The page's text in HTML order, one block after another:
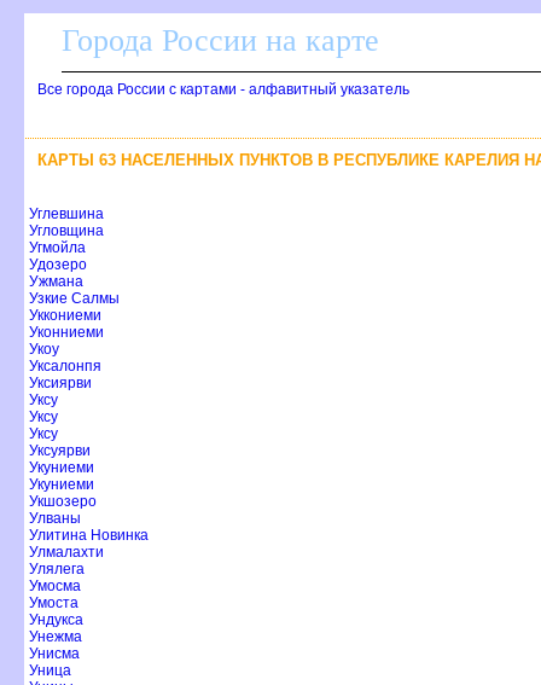
Города России на карте
се города России с картами - алфавитный указатель
КАРТЫ 63 НАСЕЛЕННЫХ ПУНКТОВ В РЕСПУБЛИКЕ КАРЕЛИЯ
Углевшина
Угловщина
Угмойла
Удозеро
Ужмана
Узкие Салмы
Уккониеми
Уконниеми
Укоу
Уксалонпя
Уксиярви
Уксу
Уксу
Уксу
Уксуярви
Укуниеми
Укуниеми
Укшозеро
Улваны
Улитина Новинка
Улмалахти
Улялега
Умосма
Умоста
Ундукса
Унежма
Унисма
Уница